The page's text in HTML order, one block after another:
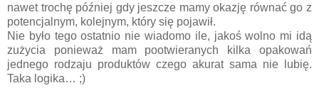
nawet trochę później gdy jeszcze mamy okazję równać go z
potencjalnym, kolejnym, który się pojawił.
Nie było tego ostatnio nie wiadomo ile, jakoś wolno mi idą
zużycia ponieważ mam pootwieranych kilka opakowań
jednego rodzaju produktów czego akurat sama nie lubię.
Taka logika… ;)